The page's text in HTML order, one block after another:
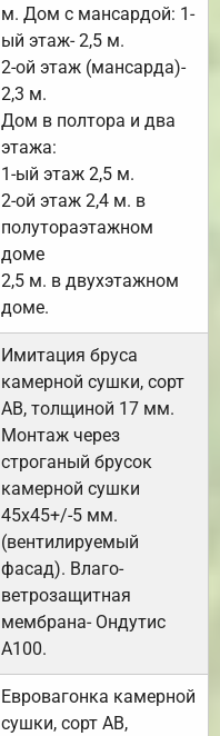
м. Дом с мансардой: 1-
ый этаж- 2,5 м.
2-ой этаж (мансарда)-
2,3 м.
Дом в полтора и два
этажа:
1-ый этаж 2,5 м.
2-ой этаж 2,4 м. в
полутораэтажном
доме
2,5 м. в двухэтажном
доме.
Имитация бруса
камерной сушки, сорт
АВ, толщиной 17 мм.
Монтаж через
строганый брусок
камерной сушки
45х45+/-5 мм.
(вентилируемый
фасад). Влаго-
ветрозащитная
мембрана- Ондутис
А100.
Евровагонка камерной
сушки, сорт АВ,